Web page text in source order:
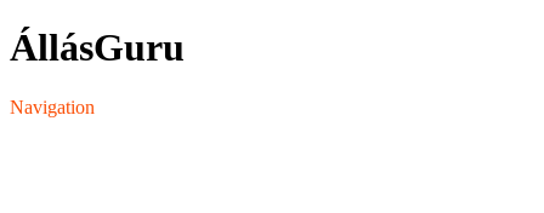
ÁllásGuru
Navigation